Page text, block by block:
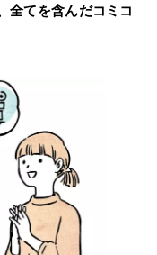
全てを含んだコミコ